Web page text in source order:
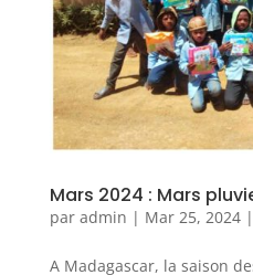
Mars 2024 : Mars
par admin | Mar 25, 2024|
A Madagascar, la saison